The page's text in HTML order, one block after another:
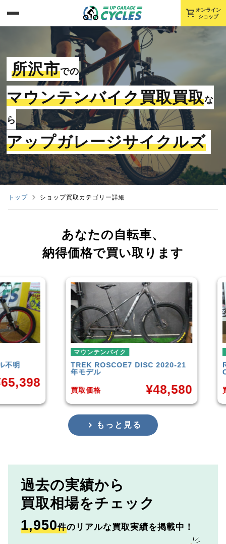
shopping_cart オンライン
ショップ
所沢市での
マウンテンバイク買取買取な
ら
アップガレージサイクルズ
トップ ショップ買取カテゴリー詳細
あなたの自転車、
納得価格で買い取ります
ROSCOE7 DISC 2020-21
価格 ¥48,580
Rocky Mountain
Carbon30 2022年モデ
買取価格
もっと見る
過去の実績から
買取相場をチェック
1,950件のリアルな買取実績を掲載中！